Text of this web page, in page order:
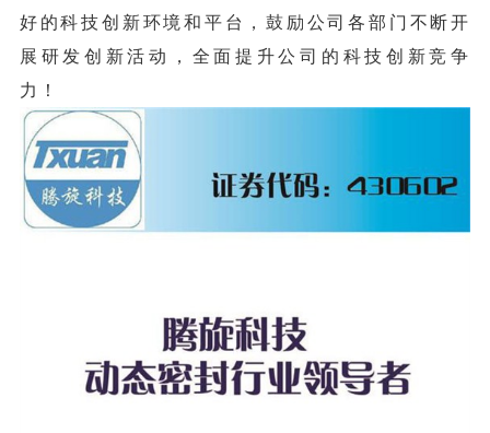
好的科技创新环境和平台，鼓励公司各部门不断开
展研发创新活动，全面提升公司的科技创新竞争
力！